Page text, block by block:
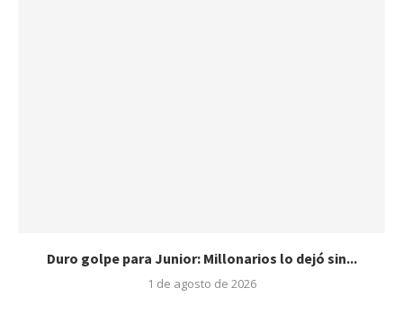
Duro golpe para Junior: Millonarios lo dejó sin...
1 de agosto de 2026